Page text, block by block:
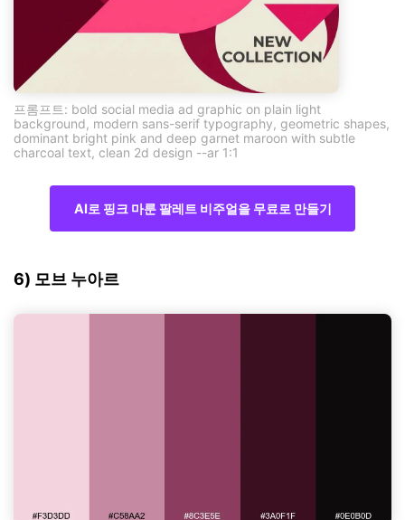
프롬프트: bold social media ad graphic on plain light
background, modern sans-serif typography, geometric shapes,
dominant bright pink and deep garnet maroon with subtle
charcoal text, clean 2d design --ar 1:1
AI로 핑크 마룬 팔레트 비주얼을 무료로 만들기
6) 모브 누아르